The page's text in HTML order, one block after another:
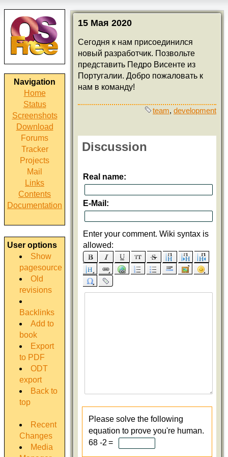
Navigation
Home
Status
Screenshots
Download
Forums
Tracker
Projects
Mail
Links
Contents
Documentation
User options
Show
pagesource
Old
revisions
Backlinks
Add to
book
Export
to PDF
ODT
export
Back to
top
Recent
Changes
Media
15 Мая 2020
Сегодня к нам присоединился
новый разработчик. Позвольте
представить Педро Висенте из
Португалии. Добро пожаловать к
нам в команду!
team, development
Discussion
Real name:
E-Mail:
Enter your comment. Wiki syntax is
allowed:
Please solve the following
equation to prove you're human.
68 -2 =